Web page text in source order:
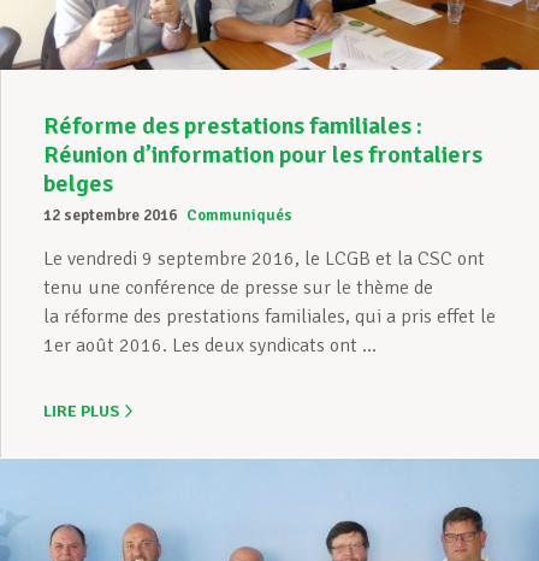
Réforme des prestations familiales :
Réunion d’information pour les frontaliers
belges
12 septembre 2016 Communiqués
Le vendredi 9 septembre 2016, le LCGB et la CSC ont
tenu une conférence de presse sur le thème de
la réforme des prestations familiales, qui a pris effet le
1er août 2016. Les deux syndicats ont ...
LIRE PLUS